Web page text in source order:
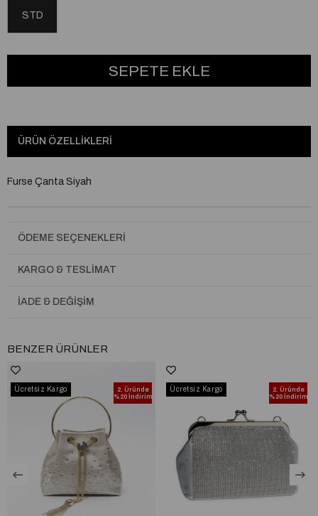
STD
ÜRÜN ÖZELLIKLERI
Furse Çanta Siyah
ÖDEME SEÇENEKLERI
KARGO & TESLIMAT
İADE & DEĞIŞIM
BENZER ÜRÜNLER
2. Üründe
%20 İndirim
Ücretsiz Kargo
2. Üründe
%20 İndirim
Ücretsiz Kargo